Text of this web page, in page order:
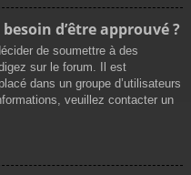
d’être approuvé ?
de soumettre à des
sur le forum. Il est
dans un groupe d’utilisateurs
veuillez contacter un